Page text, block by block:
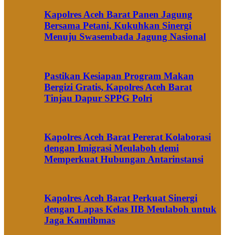
Kapolres Aceh Barat Panen Jagung
Bersama Petani, Kukuhkan Sinergi
Menuju Swasembada Jagung Nasional
Pastikan Kesiapan Program Makan
Bergizi Gratis, Kapolres Aceh Barat
Tinjau Dapur SPPG Polri
Kapolres Aceh Barat Pererat Kolaborasi
dengan Imigrasi Meulaboh demi
Memperkuat Hubungan Antarinstansi
Kapolres Aceh Barat Perkuat Sinergi
dengan Lapas Kelas IIB Meulaboh untuk
Jaga Kamtibmas